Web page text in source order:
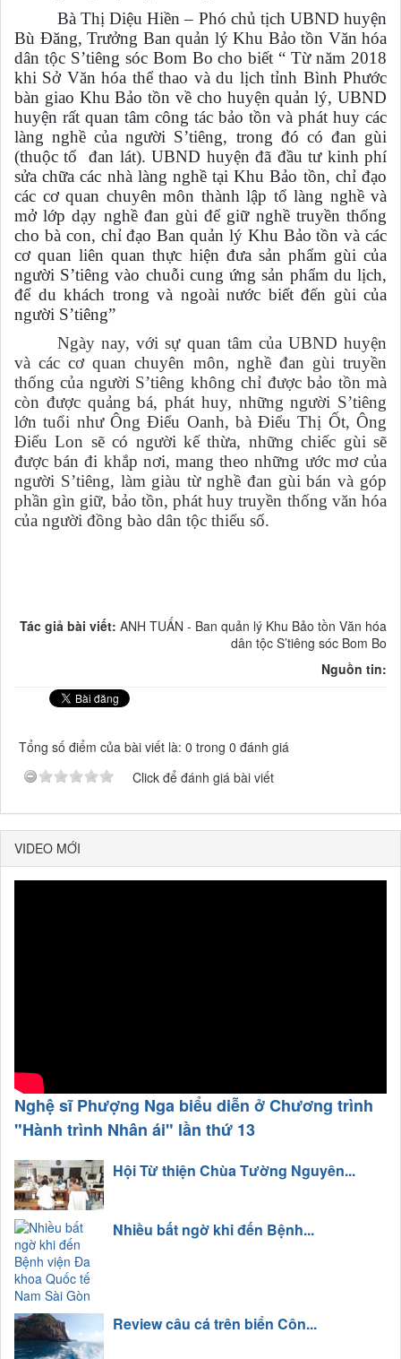
Bà Thị Diệu Hiền – Phó chủ tịch UBND huyện
Bù Đăng, Trưởng Ban quản lý Khu Bảo tồn Văn hóa
dân tộc S’tiêng sóc Bom Bo cho biết “ Từ năm 2018
khi Sở Văn hóa thể thao và du lịch tỉnh Bình Phước
bàn giao Khu Bảo tồn về cho huyện quản lý, UBND
huyện rất quan tâm công tác bảo tồn và phát huy các
làng nghề của người S’tiêng, trong đó có đan gùi
(thuộc tổ đan lát). UBND huyện đã đầu tư kinh phí
sửa chữa các nhà làng nghề tại Khu Bảo tồn, chỉ đạo
các cơ quan chuyên môn thành lập tổ làng nghề và
mở lớp dạy nghề đan gùi để giữ nghề truyền thống
cho bà con, chỉ đạo Ban quản lý Khu Bảo tồn và các
cơ quan liên quan thực hiện đưa sản phẩm gùi của
người S’tiêng vào chuỗi cung ứng sản phẩm du lịch,
để du khách trong và ngoài nước biết đến gùi của
người S’tiêng”
Ngày nay, với sự quan tâm của UBND huyện
và các cơ quan chuyên môn, nghề đan gùi truyền
thống của người S’tiêng không chỉ được bảo tồn mà
còn được quảng bá, phát huy, những người S’tiêng
lớn tuổi như Ông Điểu Oanh, bà Điểu Thị Ốt, Ông
Điểu Lon sẽ có người kế thừa, những chiếc gùi sẽ
được bán đi khắp nơi, mang theo những ước mơ của
người S’tiêng, làm giàu từ nghề đan gùi bán và góp
phần gìn giữ, bảo tồn, phát huy truyền thống văn hóa
của người đồng bào dân tộc thiểu số.
Tác giả bài viết: ANH TUẤN - Ban quản lý Khu Bảo tồn Văn hóa
dân tộc S’tiêng sóc Bom Bo
Nguồn tin:
Tổng số điểm của bài viết là: 0 trong 0 đánh giá
Click để đánh giá bài viết
VIDEO MỚI
Nghệ sĩ Phượng Nga biểu diễn ở Chương trình
"Hành trình Nhân ái" lần thứ 13
Hội Từ thiện Chùa Tường Nguyên...
Nhiều bất ngờ khi đến Bệnh...
Review câu cá trên biển Côn...